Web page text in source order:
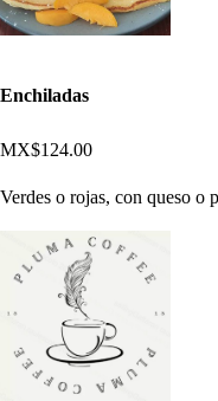
Enchiladas
MX$124.00
Verdes o rojas, con queso o